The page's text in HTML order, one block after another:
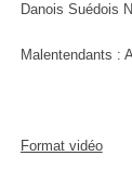
Danois Suédois
Malentendants :
Format vidéo